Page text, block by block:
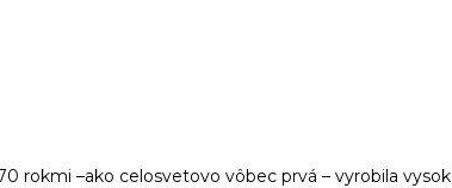
–ako celosvetovo vôbec prvá – vyrobila